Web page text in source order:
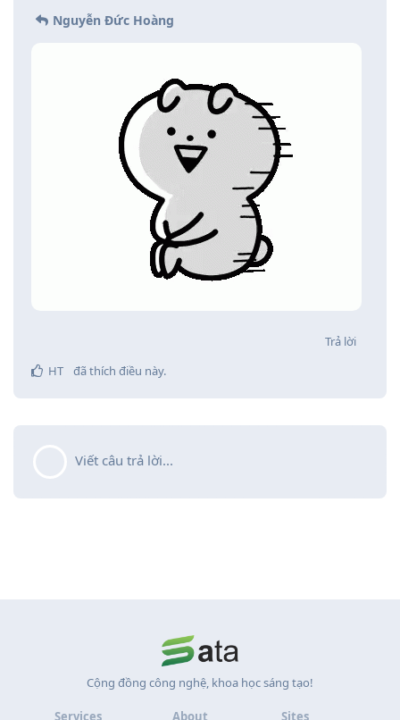
Nguyễn Đức Hoàng
Trả lời
HT
đã thích điều này.
Viết câu trả lời...
Cộng đồng công nghệ, khoa học sáng tạo!
Services About Sites